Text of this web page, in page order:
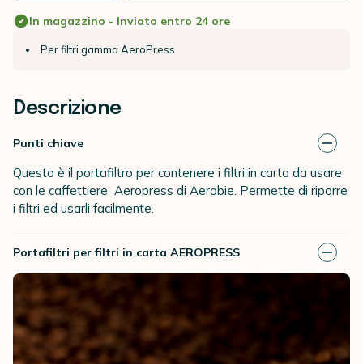
In magazzino - Inviato entro 24 ore
Per filtri gamma AeroPress
Descrizione
Punti chiave
Questo è il portafiltro per contenere i filtri in carta da usare
con le caffettiere Aeropress di Aerobie. Permette di riporre
i filtri ed usarli facilmente.
Portafiltri per filtri in carta AEROPRESS